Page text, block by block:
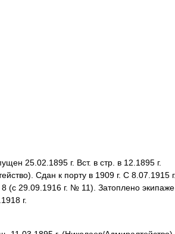
25.02.1895 г. Вст. в стр. в 12.1895 г.
Сдан к порту в 1909 г. С 8.07.1915
(с 29.09.1916 г. № 11). Затоплено
г.